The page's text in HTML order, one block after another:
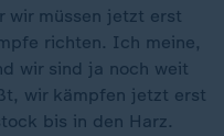
wir müssen jetzt erst
richten. Ich meine,
wir sind ja noch weit
wir kämpfen jetzt erst
bis in den Harz.